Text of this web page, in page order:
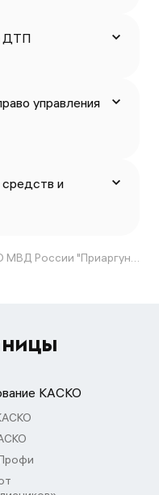
ДТП
управления
средств и
Отделение Госавтоинспекции МО МВД России "Приаргунский"
КАСКО